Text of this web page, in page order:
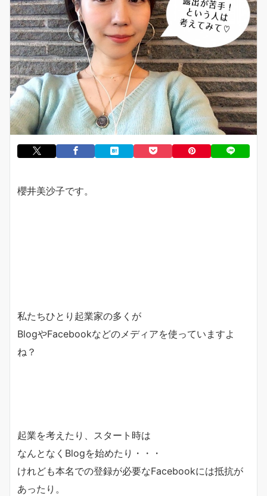
櫻井美沙子です。
私たちひとり起業家の多くが
BlogやFacebookなどのメディアを使っていますよ
ね？
起業を考えたり、スタート時は
なんとなくBlogを始めたり・・・
けれども本名での登録が必要なFacebookには抵抗が
あったり。